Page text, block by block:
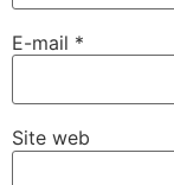
E-mail *
Site web